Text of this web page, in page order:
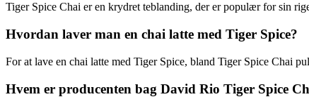
Tiger Spice Chai er en krydret teblanding, der er populær for sin
Hvordan laver man en chai latte med Tiger Spice?
For at lave en chai latte med Tiger Spice, bland Tiger Spice Chai
Hvem er producenten bag David Rio Tiger Spice